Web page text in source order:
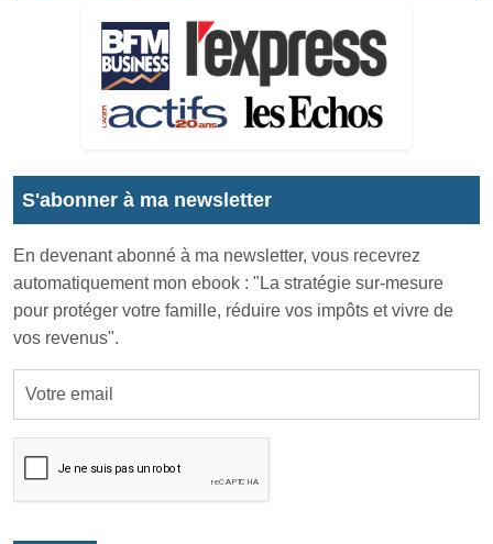
S'abonner à ma newsletter
En devenant abonné à ma newsletter, vous recevrez
automatiquement mon ebook : "La stratégie sur-mesure
pour protéger votre famille, réduire vos impôts et vivre de
vos revenus".